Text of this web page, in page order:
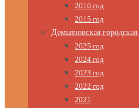
2016 год
2015 год
Демьяновская
2025 год
2024 год
2023 год
2022 год
2021